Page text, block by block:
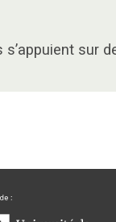
sur